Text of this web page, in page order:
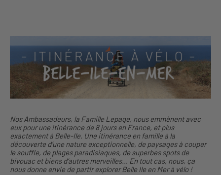
Nos Ambassadeurs, la Famille Lepage, nous emmènent avec
eux pour une itinérance de 8 jours en France, et plus
exactement à Belle-Ile. Une itinérance en famille à la
découverte d’une nature exceptionnelle, de paysages à couper
le souffle, de plages paradisiaques, de superbes spots de
bivouac et biens d’autres merveilles… En tout cas, nous, ça
nous donne envie de partir explorer Belle Ile en Mer à vélo !